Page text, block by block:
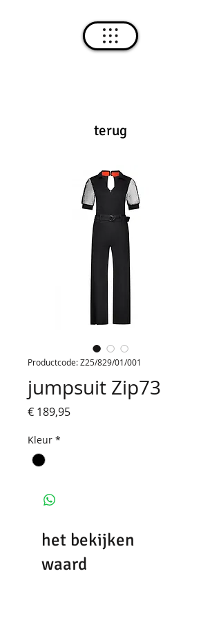
terug
Productcode: Z25/829/01/001
jumpsuit Zip73
€ 189,95Prijs
Kleur *
het bekijken
waard